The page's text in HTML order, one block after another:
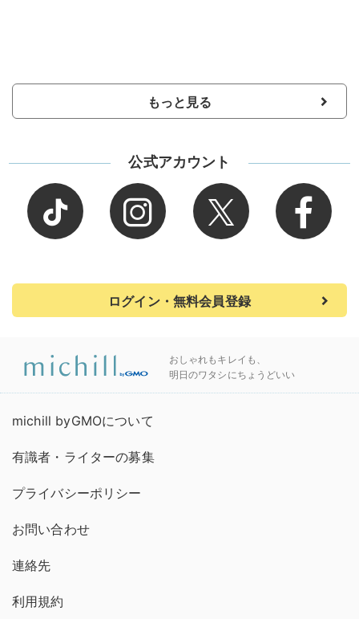
もっと見る
公式アカウント
ログイン・無料会員登録
おしゃれもキレイも、
明日のワタシにちょうどいい
michill byGMOについて
有識者・ライターの募集
プライバシーポリシー
お問い合わせ
連絡先
利用規約